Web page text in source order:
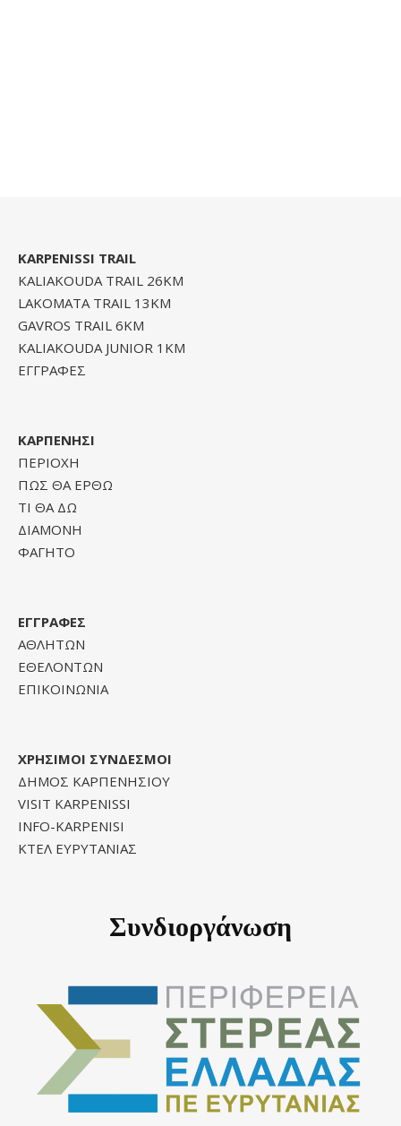
KARPENISSI TRAIL
KALIAKOUDA TRAIL 26KM
LAKOMATA TRAIL 13KM
GAVROS TRAIL 6KM
KALIAKOUDA JUNIOR 1KM
ΕΓΓΡΑΦΕΣ
ΚΑΡΠΕΝΗΣΙ
ΠΕΡΙΟΧΗ
ΠΩΣ ΘΑ ΕΡΘΩ
ΤΙ ΘΑ ΔΩ
ΔΙΑΜΟΝΗ
ΦΑΓΗΤΟ
ΕΓΓΡΑΦΕΣ
ΑΘΛΗΤΩΝ
ΕΘΕΛΟΝΤΩΝ
ΕΠΙΚΟΙΝΩΝΙΑ
ΧΡΗΣΙΜΟΙ ΣΥΝΔΕΣΜΟΙ
ΔΗΜΟΣ ΚΑΡΠΕΝΗΣΙΟΥ
VISIT KARPENISSI
INFO-KARPENISI
ΚΤΕΛ ΕΥΡΥΤΑΝΙΑΣ
Συνδιοργάνωση